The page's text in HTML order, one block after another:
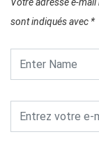
sont indiqués avec *